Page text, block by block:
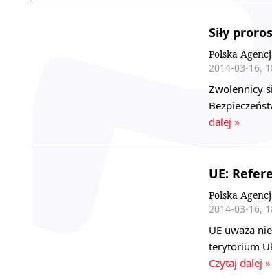
Siły
Polska
2014-03-16,
Zwolennicy
dalej »
UE:
Polska
2014-03-16,
UE uważa
terytorium
Czytaj dalej »